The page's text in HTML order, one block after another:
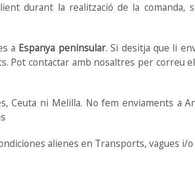
durant la realització de la
a Espanya peninsular. Si desitja que li
Pot contactar amb nosaltres per correu
Ceuta ni Melilla. No fem enviaments a
alienes en Transports, vagues i/o